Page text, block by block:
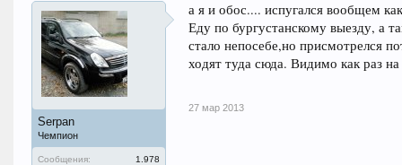
Serpan
Чемпион
Сообщения:
1.978
а я и обос.... испугался вообщем
Еду по бургустанскому выезду, а
стало непосебе,но присмотрелся
ходят туда сюда. Видимо как раз
27 мар 2013